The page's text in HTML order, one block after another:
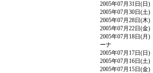
2005年07月31日(日)
2005年07月30日(土)
2005年07月28日(木)
2005年07月22日(金)
2005年07月18日(月)
ーナ
2005年07月17日(日)
2005年07月16日(土)
2005年07月15日(金)